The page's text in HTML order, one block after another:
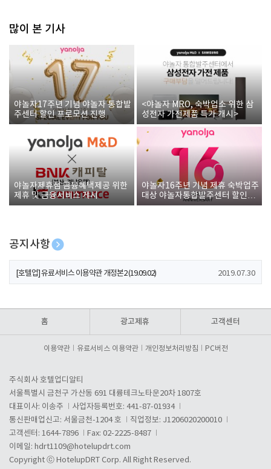
많이 본 기사
야놀자17주년 기념 야놀자 통합발
주센터 할인 프로모션 진행
<야놀자 MRO, 숙박업소 위한 삼
성전자 가전제품 특가 개시>
야놀자제휴점 금융혜택제공 위한
제휴 및 금융서비스 게시
야놀자16주년 기념 제휴 숙박업주
대상 야놀자통합발주센터 할인쿠
폰 증정
공지사항
[호텔업] 개인정보 처리방침 개정본1 (19.09.02)
[호텔업] 유료서비스 이용약관 개정본2 (19.09.02) 2019.07.30
홈 광고제휴 고객센터
이용약관 유료서비스 이용약관 개인정보처리방침 PC버전
주식회사 호텔업디알티
서울특별시 금천구 가산동 691 대륭테크노타운20차 1807호
대표이사: 이송주
사업자등록번호: 441-87-01934
통신판매업신고: 서울금천-1204 호
직업정보: J1206020200010
고객센터: 1644-7896
Fax: 02-2225-8487
이메일: hdrt1109@hotelupdrt.com
Copyright ⓒ HotelupDRT Corp. All Right Reserved.